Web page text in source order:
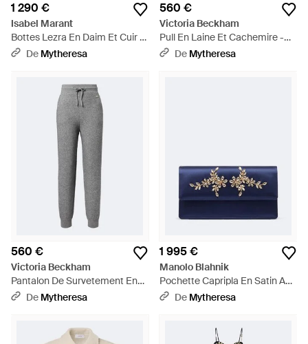
1 290 €
Isabel Marant
Bottes Lezra En Daim Et Cuir -
Marron
De Mytheresa
560 €
Victoria Beckham
Pull En Laine Et Cachemire -
NoirDe Mytheresa
560 €
Victoria Beckham
Pantalon De Survetement En
Laine Et Cachemire - Gris
De Mytheresa
1 995 €
Manolo Blahnik
Pochette Capripla En Satin A
Ornements - Bleu
De Mytheresa